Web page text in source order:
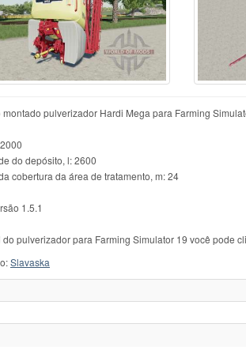
montado pulverizador Hardi Mega para Farming
do depósito, l: 2600
cobertura da área de tratamento, m: 24
1.5.1
do pulverizador para Farming Simulator 19 você pode
Slavaska